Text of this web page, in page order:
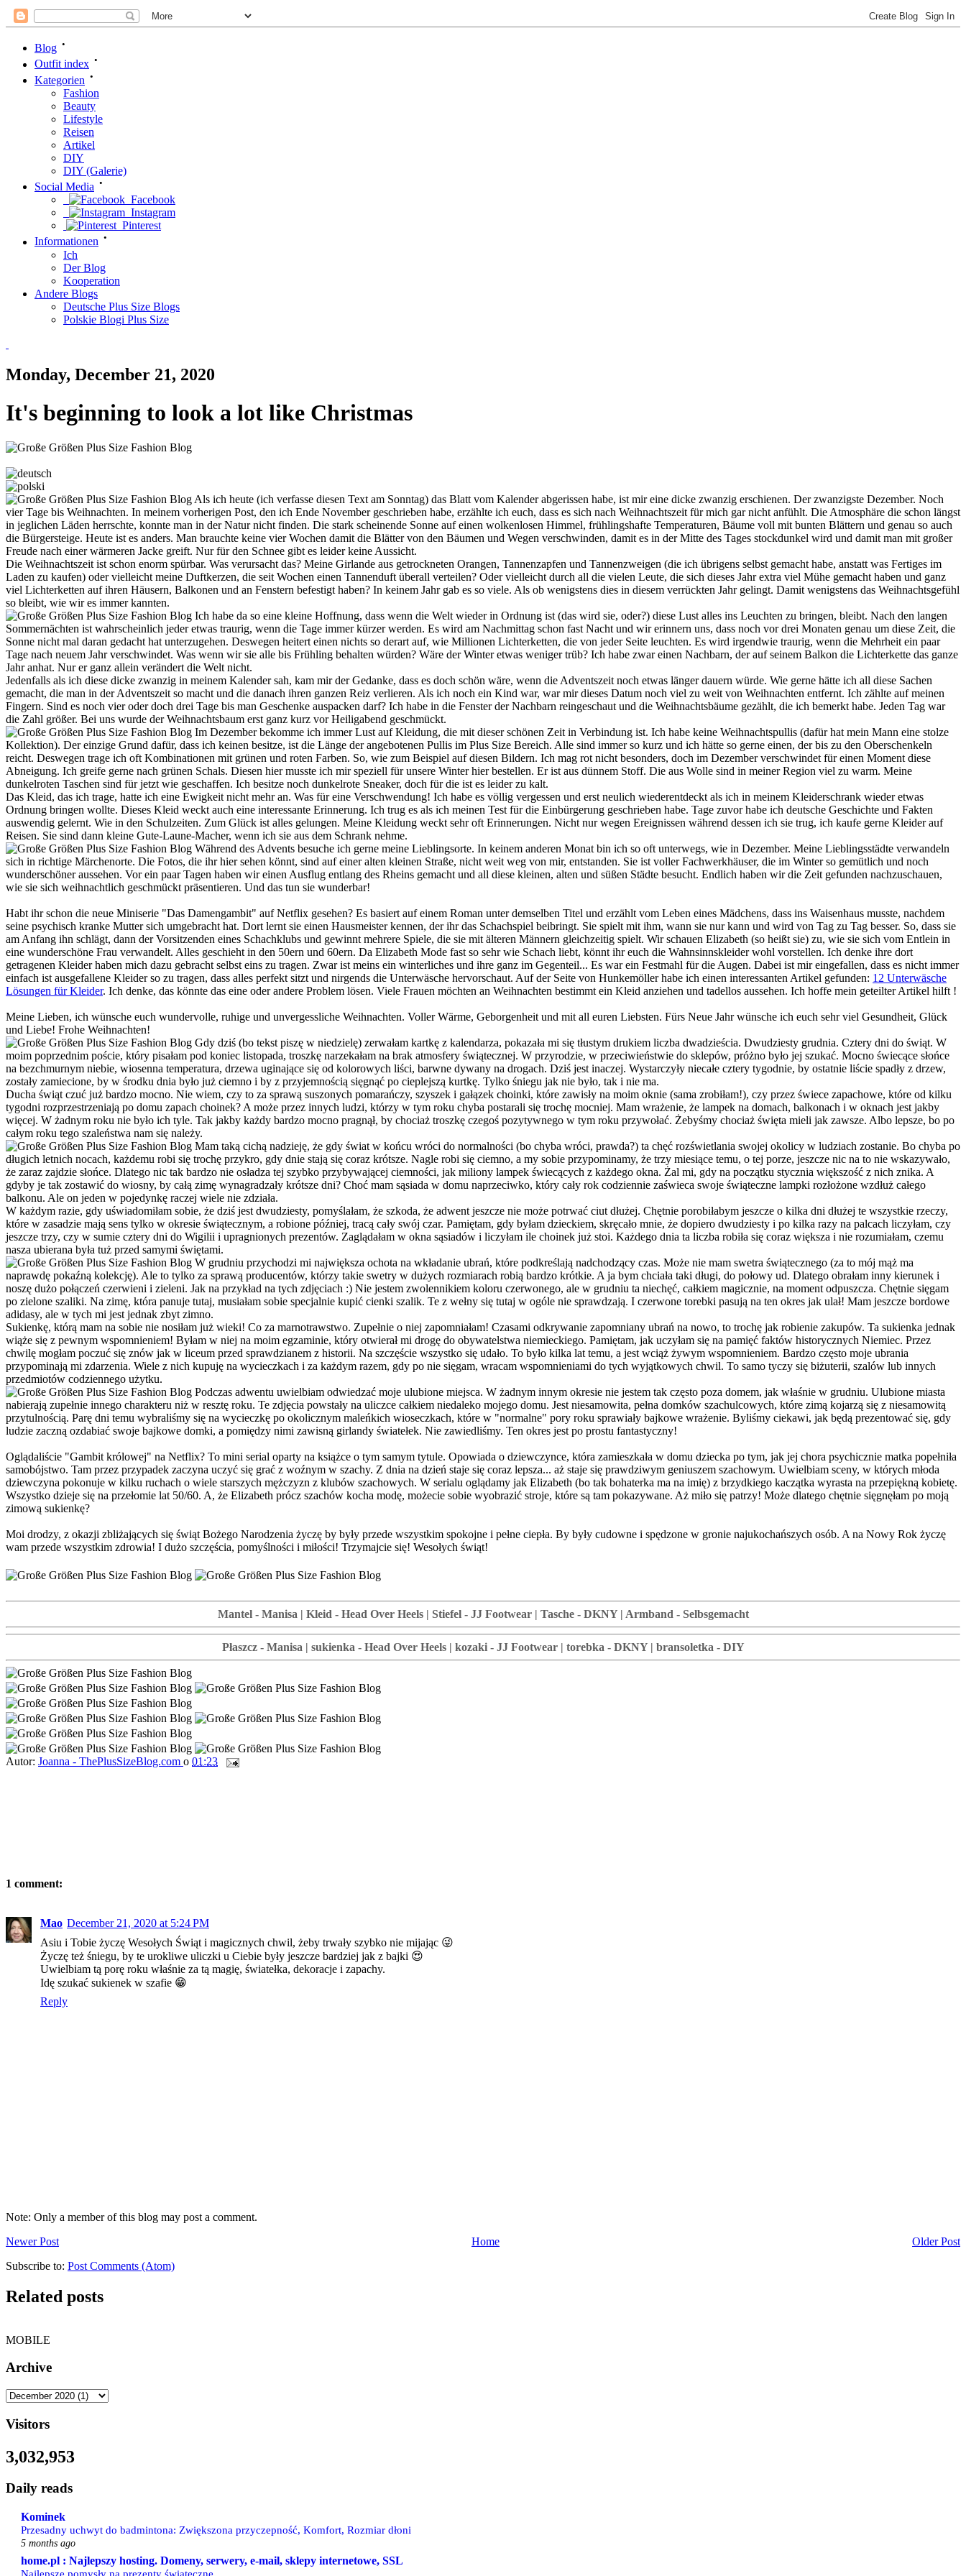
Blog •
Outfit index •
Kategorien •
Fashion
Beauty
Lifestyle
Reisen
Artikel
DIY
DIY (Galerie)
Social Media •
Facebook
Instagram
Pinterest
Informationen •
Ich
Der Blog
Kooperation
Andere Blogs
Deutsche Plus Size Blogs
Polskie Blogi Plus Size
Monday, December 21, 2020
It's beginning to look a lot like Christmas
Als ich heute (ich verfasse diesen Text am Sonntag) das Blatt vom Kalender abgerissen habe, ist mir eine dicke zwanzig erschienen. Der zwanzigste Dezember. Noch
vier Tage bis Weihnachten. In meinem vorherigen Post, den ich Ende November geschrieben habe, erzählte ich euch, dass es sich nach Weihnachtszeit für mich gar nicht anfühlt. Die Atmosphäre die schon längst
in jeglichen Läden herrschte, konnte man in der Natur nicht finden. Die stark scheinende Sonne auf einen wolkenlosen Himmel, frühlingshafte Temperaturen, Bäume voll mit bunten Blättern und genau so auch
die Bürgersteige. Heute ist es anders. Man brauchte keine vier Wochen damit die Blätter von den Bäumen und Wegen verschwinden, damit es in der Mitte des Tages stockdunkel wird und damit man mit großer
Freude nach einer wärmeren Jacke greift. Nur für den Schnee gibt es leider keine Aussicht.
Die Weihnachtszeit ist schon enorm spürbar. Was verursacht das? Meine Girlande aus getrockneten Orangen, Tannenzapfen und Tannenzweigen (die ich übrigens selbst gemacht habe, anstatt was Fertiges im
Laden zu kaufen) oder vielleicht meine Duftkerzen, die seit Wochen einen Tannenduft überall verteilen? Oder vielleicht durch all die vielen Leute, die sich dieses Jahr extra viel Mühe gemacht haben und ganz
viel Lichterketten auf ihren Häusern, Balkonen und an Fenstern befestigt haben? In keinem Jahr gab es so viele. Als ob wenigstens dies in diesem verrückten Jahr gelingt. Damit wenigstens das Weihnachtsgefühl
so bleibt, wie wir es immer kannten.
Ich habe da so eine kleine Hoffnung, dass wenn die Welt wieder in Ordnung ist (das wird sie, oder?) diese Lust alles ins Leuchten zu bringen, bleibt. Nach den langen
Sommernächten ist wahrscheinlich jeder etwas traurig, wenn die Tage immer kürzer werden. Es wird am Nachmittag schon fast Nacht und wir erinnern uns, dass noch vor drei Monaten genau um diese Zeit, die
Sonne nicht mal daran gedacht hat unterzugehen. Deswegen heitert einen nichts so derart auf, wie Millionen Lichterketten, die von jeder Seite leuchten. Es wird irgendwie traurig, wenn die Mehrheit ein paar
Tage nach neuem Jahr verschwindet. Was wenn wir sie alle bis Frühling behalten würden? Wäre der Winter etwas weniger trüb? Ich habe zwar einen Nachbarn, der auf seinem Balkon die Lichterkette das ganze
Jahr anhat. Nur er ganz allein verändert die Welt nicht.
Jedenfalls als ich diese dicke zwanzig in meinem Kalender sah, kam mir der Gedanke, dass es doch schön wäre, wenn die Adventszeit noch etwas länger dauern würde. Wie gerne hätte ich all diese Sachen
gemacht, die man in der Adventszeit so macht und die danach ihren ganzen Reiz verlieren. Als ich noch ein Kind war, war mir dieses Datum noch viel zu weit von Weihnachten entfernt. Ich zählte auf meinen
Fingern. Sind es noch vier oder doch drei Tage bis man Geschenke auspacken darf? Ich habe in die Fenster der Nachbarn reingeschaut und die Weihnachtsbäume gezählt, die ich bemerkt habe. Jeden Tag war
die Zahl größer. Bei uns wurde der Weihnachtsbaum erst ganz kurz vor Heiligabend geschmückt.
Im Dezember bekomme ich immer Lust auf Kleidung, die mit dieser schönen Zeit in Verbindung ist. Ich habe keine Weihnachtspullis (dafür hat mein Mann eine stolze
Kollektion). Der einzige Grund dafür, dass ich keinen besitze, ist die Länge der angebotenen Pullis im Plus Size Bereich. Alle sind immer so kurz und ich hätte so gerne einen, der bis zu den Oberschenkeln
reicht. Deswegen trage ich oft Kombinationen mit grünen und roten Farben. So, wie zum Beispiel auf diesen Bildern. Ich mag rot nicht besonders, doch im Dezember verschwindet für einen Moment diese
Abneigung. Ich greife gerne nach grünen Schals. Diesen hier musste ich mir speziell für unsere Winter hier bestellen. Er ist aus dünnem Stoff. Die aus Wolle sind in meiner Region viel zu warm. Meine
dunkelroten Taschen sind für jetzt wie geschaffen. Ich besitze noch dunkelrote Sneaker, doch für die ist es leider zu kalt.
Das Kleid, das ich trage, hatte ich eine Ewigkeit nicht mehr an. Was für eine Verschwendung! Ich habe es völlig vergessen und erst neulich wiederentdeckt als ich in meinem Kleiderschrank wieder etwas
Ordnung bringen wollte. Dieses Kleid weckt auch eine interessante Erinnerung. Ich trug es als ich meinen Test für die Einbürgerung geschrieben habe. Tage zuvor habe ich deutsche Geschichte und Fakten
auswendig gelernt. Wie in den Schulzeiten. Zum Glück ist alles gelungen. Meine Kleidung weckt sehr oft Erinnerungen. Nicht nur wegen Ereignissen während dessen ich sie trug, ich kaufe gerne Kleider auf
Reisen. Sie sind dann kleine Gute-Laune-Macher, wenn ich sie aus dem Schrank nehme.
Während des Advents besuche ich gerne meine Lieblingsorte. In keinem anderen Monat bin ich so oft unterwegs, wie in Dezember. Meine Lieblingsstädte verwandeln
sich in richtige Märchenorte. Die Fotos, die ihr hier sehen könnt, sind auf einer alten kleinen Straße, nicht weit weg von mir, entstanden. Sie ist voller Fachwerkhäuser, die im Winter so gemütlich und noch
wunderschöner aussehen. Vor ein paar Tagen haben wir einen Ausflug entlang des Rheins gemacht und all diese kleinen, alten und süßen Städte besucht. Endlich haben wir die Zeit gefunden nachzuschauen,
wie sie sich weihnachtlich geschmückt präsentieren. Und das tun sie wunderbar!
Habt ihr schon die neue Miniserie "Das Damengambit" auf Netflix gesehen? Es basiert auf einem Roman unter demselben Titel und erzählt vom Leben eines Mädchens, dass ins Waisenhaus musste, nachdem
seine psychisch kranke Mutter sich umgebracht hat. Dort lernt sie einen Hausmeister kennen, der ihr das Schachspiel beibringt. Sie spielt mit ihm, wann sie nur kann und wird von Tag zu Tag besser. So, dass sie
am Anfang ihn schlägt, dann der Vorsitzenden eines Schachklubs und gewinnt mehrere Spiele, die sie mit älteren Männern gleichzeitig spielt. Wir schauen Elizabeth (so heißt sie) zu, wie sie sich vom Entlein in
eine wunderschöne Frau verwandelt. Alles geschieht in den 50ern und 60ern. Da Elizabeth Mode fast so sehr wie Schach liebt, könnt ihr euch die Wahnsinnskleider wohl vorstellen. Ich denke ihre dort
getragenen Kleider haben mich dazu gebracht selbst eins zu tragen. Zwar ist meins ein winterliches und ihre ganz im Gegenteil... Es war ein Festmahl für die Augen. Dabei ist mir eingefallen, dass es nicht immer
einfach ist ausgefallene Kleider so zu tragen, dass alles perfekt sitzt und nirgends die Unterwäsche hervorschaut. Auf der Seite von Hunkemöller habe ich einen interessanten Artikel gefunden: 12 Unterwäsche
Lösungen für Kleider. Ich denke, das könnte das eine oder andere Problem lösen. Viele Frauen möchten an Weihnachten bestimmt ein Kleid anziehen und tadellos aussehen. Ich hoffe mein geteilter Artikel hilft !
Meine Lieben, ich wünsche euch wundervolle, ruhige und unvergessliche Weihnachten. Voller Wärme, Geborgenheit und mit all euren Liebsten. Fürs Neue Jahr wünsche ich euch sehr viel Gesundheit, Glück
und Liebe! Frohe Weihnachten!
Gdy dziś (bo tekst piszę w niedzielę) zerwałam kartkę z kalendarza, pokazała mi się tłustym drukiem liczba dwadzieścia. Dwudziesty grudnia. Cztery dni do świąt. W
moim poprzednim poście, który pisałam pod koniec listopada, troszkę narzekałam na brak atmosfery świątecznej. W przyrodzie, w przeciwieństwie do sklepów, próżno było jej szukać. Mocno świecące słońce
na bezchmurnym niebie, wiosenna temperatura, drzewa uginające się od kolorowych liści, barwne dywany na drogach. Dziś jest inaczej. Wystarczyły niecałe cztery tygodnie, by ostatnie liście spadły z drzew,
zostały zamiecione, by w środku dnia było już ciemno i by z przyjemnością sięgnąć po cieplejszą kurtkę. Tylko śniegu jak nie było, tak i nie ma.
Ducha świąt czuć już bardzo mocno. Nie wiem, czy to za sprawą suszonych pomarańczy, szyszek i gałązek choinki, które zawisły na moim oknie (sama zrobiłam!), czy przez świece zapachowe, które od kilku
tygodni rozprzestrzeniają po domu zapach choinek? A może przez innych ludzi, którzy w tym roku chyba postarali się trochę mocniej. Mam wrażenie, że lampek na domach, balkonach i w oknach jest jakby
więcej. W żadnym roku nie było ich tyle. Tak jakby każdy bardzo mocno pragnął, by chociaż troszkę czegoś pozytywnego w tym roku przywołać. Żebyśmy chociaż święta mieli jak zawsze. Albo lepsze, bo po
całym roku tego szaleństwa nam się należy.
Mam taką cichą nadzieję, że gdy świat w końcu wróci do normalności (bo chyba wróci, prawda?) ta chęć rozświetlania swojej okolicy w ludziach zostanie. Bo chyba po
długich letnich nocach, każdemu robi się trochę przykro, gdy dnie stają się coraz krótsze. Nagle robi się ciemno, a my sobie przypominamy, że trzy miesiące temu, o tej porze, jeszcze nic na to nie wskazywało,
że zaraz zajdzie słońce. Dlatego nic tak bardzo nie osładza tej szybko przybywającej ciemności, jak miliony lampek świecących z każdego okna. Żal mi, gdy na początku stycznia większość z nich znika. A
gdyby je tak zostawić do wiosny, by całą zimę wynagradzały krótsze dni? Choć mam sąsiada w domu naprzeciwko, który cały rok codziennie zaświeca swoje świąteczne lampki rozłożone wzdłuż całego
balkonu. Ale on jeden w pojedynkę raczej wiele nie zdziała.
W każdym razie, gdy uświadomiłam sobie, że dziś jest dwudziesty, pomyślałam, że szkoda, że adwent jeszcze nie może potrwać ciut dłużej. Chętnie porobiłabym jeszcze o kilka dni dłużej te wszystkie rzeczy,
które w zasadzie mają sens tylko w okresie świątecznym, a robione później, tracą cały swój czar. Pamiętam, gdy byłam dzieckiem, skręcało mnie, że dopiero dwudziesty i po kilka razy na palcach liczyłam, czy
jeszcze trzy, czy w sumie cztery dni do Wigilii i upragnionych prezentów. Zaglądałam w okna sąsiadów i liczyłam ile choinek już stoi. Każdego dnia ta liczba robiła się coraz większa i nie rozumiałam, czemu
nasza ubierana była tuż przed samymi świętami.
W grudniu przychodzi mi największa ochota na wkładanie ubrań, które podkreślają nadchodzący czas. Może nie mam swetra świątecznego (za to mój mąż ma
naprawdę pokaźną kolekcję). Ale to tylko za sprawą producentów, którzy takie swetry w dużych rozmiarach robią bardzo krótkie. A ja bym chciała taki długi, do połowy ud. Dlatego obrałam inny kierunek i
noszę dużo połączeń czerwieni i zieleni. Jak na przykład na tych zdjęciach :) Nie jestem zwolennikiem koloru czerwonego, ale w grudniu ta niechęć, całkiem magicznie, na moment odpuszcza. Chętnie sięgam
po zielone szaliki. Na zimę, która panuje tutaj, musiałam sobie specjalnie kupić cienki szalik. Te z wełny się tutaj w ogóle nie sprawdzają. I czerwone torebki pasują na ten okres jak ulał! Mam jeszcze bordowe
adidasy, ale w tych mi jest jednak zbyt zimno.
Sukienkę, którą mam na sobie nie nosiłam już wieki! Co za marnotrawstwo. Zupełnie o niej zapomniałam! Czasami odkrywanie zapomniany ubrań na nowo, to trochę jak robienie zakupów. Ta sukienka jednak
wiąże się z pewnym wspomnieniem! Byłam w niej na moim egzaminie, który otwierał mi drogę do obywatelstwa niemieckiego. Pamiętam, jak uczyłam się na pamięć faktów historycznych Niemiec. Przez
chwilę mogłam poczuć się znów jak w liceum przed sprawdzianem z historii. Na szczęście wszystko się udało. To było kilka lat temu, a jest wciąż żywym wspomnieniem. Bardzo często moje ubrania
przypominają mi zdarzenia. Wiele z nich kupuję na wycieczkach i za każdym razem, gdy po nie sięgam, wracam wspomnieniami do tych wyjątkowych chwil. To samo tyczy się biżuterii, szalów lub innych
przedmiotów codziennego użytku.
Podczas adwentu uwielbiam odwiedzać moje ulubione miejsca. W żadnym innym okresie nie jestem tak często poza domem, jak właśnie w grudniu. Ulubione miasta
nabierają zupełnie innego charakteru niż w resztę roku. Te zdjęcia powstały na uliczce całkiem niedaleko mojego domu. Jest niesamowita, pełna domków szachulcowych, które zimą kojarzą się z niesamowitą
przytulnością. Parę dni temu wybraliśmy się na wycieczkę po okolicznym maleńkich wioseczkach, które w "normalne" pory roku sprawiały bajkowe wrażenie. Byliśmy ciekawi, jak będą prezentować się, gdy
ludzie zaczną ozdabiać swoje bajkowe domki, a pomiędzy nimi zawisną girlandy światełek. Nie zawiedliśmy. Ten okres jest po prostu fantastyczny!
Oglądaliście "Gambit królowej" na Netflix? To mini serial oparty na książce o tym samym tytule. Opowiada o dziewczynce, która zamieszkała w domu dziecka po tym, jak jej chora psychicznie matka popełniła
samobójstwo. Tam przez przypadek zaczyna uczyć się grać z woźnym w szachy. Z dnia na dzień staje się coraz lepsza... aż staje się prawdziwym geniuszem szachowym. Uwielbiam sceny, w których młoda
dziewczyna pokonuje w kilku ruchach o wiele starszych mężczyzn z klubów szachowych. W serialu oglądamy jak Elizabeth (bo tak bohaterka ma na imię) z brzydkiego kaczątka wyrasta na przepiękną kobietę.
Wszystko dzieje się na przełomie lat 50/60. A, że Elizabeth prócz szachów kocha modę, możecie sobie wyobrazić stroje, które są tam pokazywane. Aż miło się patrzy! Może dlatego chętnie sięgnęłam po moją
zimową sukienkę?
Moi drodzy, z okazji zbliżających się świąt Bożego Narodzenia życzę by były przede wszystkim spokojne i pełne ciepła. By były cudowne i spędzone w gronie najukochańszych osób. A na Nowy Rok życzę
wam przede wszystkim zdrowia! I dużo szczęścia, pomyślności i miłości! Trzymajcie się! Wesołych świąt!
Mantel - Manisa | Kleid - Head Over Heels | Stiefel - JJ Footwear | Tasche - DKNY | Armband - Selbsgemacht
Płaszcz - Manisa | sukienka - Head Over Heels | kozaki - JJ Footwear | torebka - DKNY | bransoletka - DIY
Autor: Joanna - ThePlusSizeBlog.com o 01:23
1 comment:
Mao December 21, 2020 at 5:24 PM
Asiu i Tobie życzę Wesołych Świąt i magicznych chwil, żeby trwały szybko nie mijając 😜
Życzę też śniegu, by te urokliwe uliczki u Ciebie były jeszcze bardziej jak z bajki 😍
Uwielbiam tą porę roku właśnie za tą magię, światełka, dekoracje i zapachy.
Idę szukać sukienek w szafie 😁
Reply
Note: Only a member of this blog may post a comment.
Newer Post
Older Post
Home
Subscribe to: Post Comments (Atom)
Related posts
MOBILE
Archive
Visitors
3,032,953
Daily reads
Kominek
Przesadny uchwyt do badmintona: Zwiększona przyczepność, Komfort, Rozmiar dłoni
5 months ago
home.pl : Najlepszy hosting. Domeny, serwery, e-mail, sklepy internetowe, SSL
Najlepsze pomysły na prezenty świąteczne.